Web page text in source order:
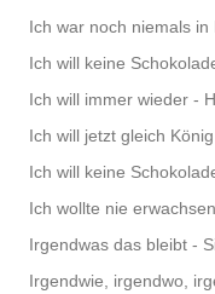
Ich war noch niemals
Ich will keine
Ich will immer wieder -
Ich will jetzt gleich
Ich will keine
Ich wollte nie
Irgendwas das bleibt -
Irgendwie, irgendwo,